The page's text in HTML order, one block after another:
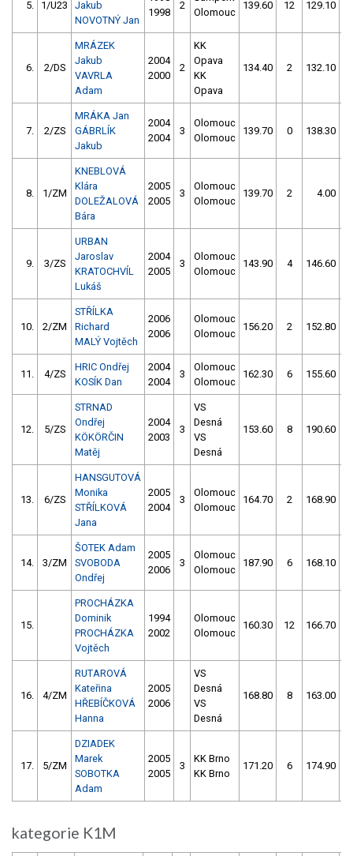
5. 1/U23
Jakub
NOVOTNÝ Jan
1998
2
Olomouc
139.60 12 129.10
6. 2/DS
MRÁZEK
Jakub
VAVRLA
Adam
2004
2000
2
KK
Opava
KK
Opava
134.40 2 132.10
7. 2/ZS
MRÁKA Jan
GÁBRLÍK
Jakub
2004
2004
3
Olomouc
Olomouc
139.70 0 138.30
8. 1/ZM
KNEBLOVÁ
Klára
DOLEŽALOVÁ
Bára
2005
2005
3
Olomouc
Olomouc
139.70 2 4.00
9. 3/ZS
URBAN
Jaroslav
KRATOCHVÍL
Lukáš
2004
2005
3
Olomouc
Olomouc
143.90 4 146.60
10. 2/ZM
STŘÍLKA
Richard
MALÝ Vojtěch
2006
2006
Olomouc
Olomouc
156.20 2 152.80
11. 4/ZS
HRIC Ondřej
KOSÍK Dan
2004
2004
3
Olomouc
Olomouc
162.30 6 155.60
12. 5/ZS
STRNAD
Ondřej
KÖKÖRČIN
Matěj
2004
2003
3
VS
Desná
VS
Desná
153.60 8 190.60
13. 6/ZS
HANSGUTOVÁ
Monika
STŘÍLKOVÁ
Jana
2005
2004
3
Olomouc
Olomouc
164.70 2 168.90
14. 3/ZM
ŠOTEK Adam
SVOBODA
Ondřej
2005
2006
3
Olomouc
Olomouc
187.90 6 168.10
15.
PROCHÁZKA
Dominik
PROCHÁZKA
Vojtěch
1994
2002
Olomouc
Olomouc
160.30 12 166.70
16. 4/ZM
RUTAROVÁ
Kateřina
HŘEBÍČKOVÁ
Hanna
2005
2006
VS
Desná
VS
Desná
168.80 8 163.00
17. 5/ZM
DZIADEK
Marek
SOBOTKA
Adam
2005
2005
3
KK Brno
KK Brno
171.20 6 174.90
kategorie K1M